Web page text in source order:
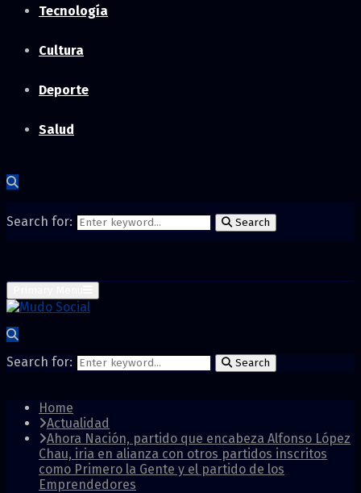
Tecnología
Cultura
Deporte
Salud
Search for: Search
Search for: Search
Home
Actualidad
Ahora Nación, partido que encabeza Alfonso López
Chau, iria en alianza con otros partidos inscritos
como Primero la Gente y el partido de los
Emprendedores